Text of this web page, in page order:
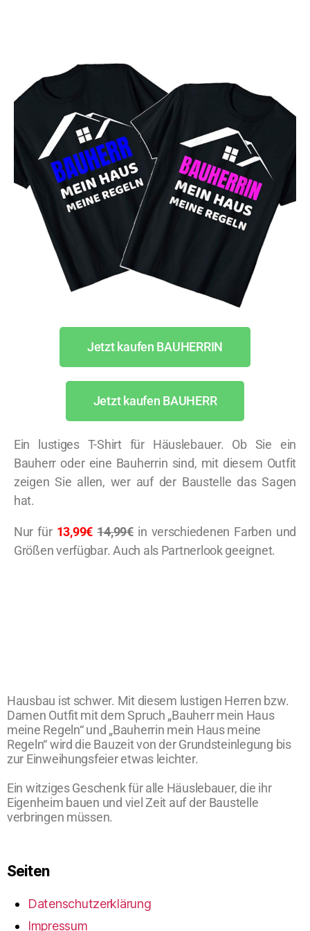
Jetzt kaufen BAUHERRIN
Jetzt kaufen BAUHERR
Ein lustiges T-Shirt für Häuslebauer. Ob Sie ein
Bauherr oder eine Bauherrin sind, mit diesem Outfit
zeigen Sie allen, wer auf der Baustelle das Sagen
hat.
Nur für 13,99€ 14,99€in verschiedenen Farben und
Größen verfügbar. Auch als Partnerlook geeignet.
Hausbau ist schwer. Mit diesem lustigen Herren bzw.
Damen Outfit mit dem Spruch „Bauherr mein Haus
meine Regeln“ und „Bauherrin mein Haus meine
Regeln“ wird die Bauzeit von der Grundsteinlegung bis
zur Einweihungsfeier etwas leichter.
Ein witziges Geschenk für alle Häuslebauer, die ihr
Eigenheim bauen und viel Zeit auf der Baustelle
verbringen müssen.
Seiten
Datenschutzerklärung
Impressum